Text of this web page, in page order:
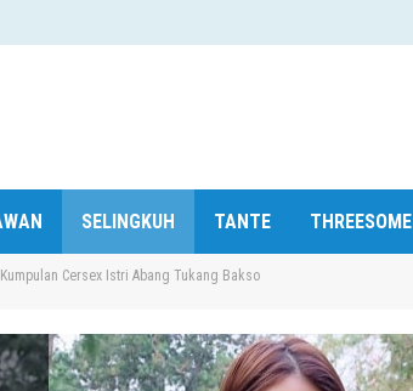
SELINGKUH TANTE THREESOME
Kumpulan Cersex Istri Abang Tukang Bakso